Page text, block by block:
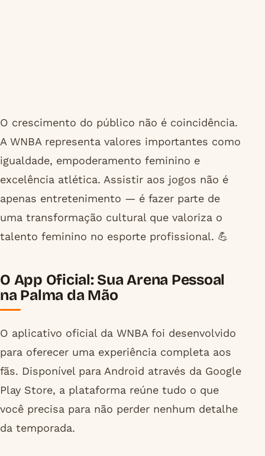
O crescimento do público não é coincidência.
A WNBA representa valores importantes como
igualdade, empoderamento feminino e
excelência atlética. Assistir aos jogos não é
apenas entretenimento — é fazer parte de
uma transformação cultural que valoriza o
talento feminino no esporte profissional. 💪
O App Oficial: Sua Arena Pessoal
na Palma da Mão
O aplicativo oficial da WNBA foi desenvolvido
para oferecer uma experiência completa aos
fãs. Disponível para Android através da Google
Play Store, a plataforma reúne tudo o que
você precisa para não perder nenhum detalhe
da temporada.